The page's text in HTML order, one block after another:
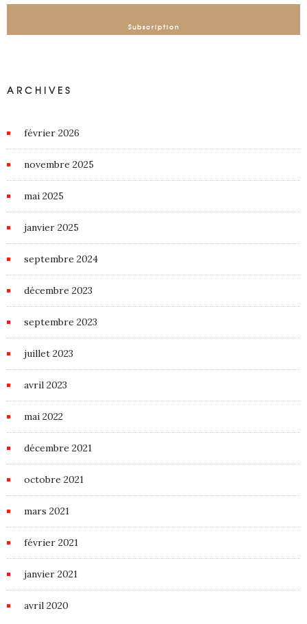
Subscription
ARCHIVES
février 2026
novembre 2025
mai 2025
janvier 2025
septembre 2024
décembre 2023
septembre 2023
juillet 2023
avril 2023
mai 2022
décembre 2021
octobre 2021
mars 2021
février 2021
janvier 2021
avril 2020